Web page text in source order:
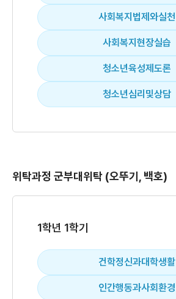
사회복지법제와실천
사회복지현장실습
청소년육성제도론
청소년심리및상담
위탁과정 군부대위탁 (오뚜기, 백호)
1학년 1학기
건학정신과대학생활
인간행동과사회환경